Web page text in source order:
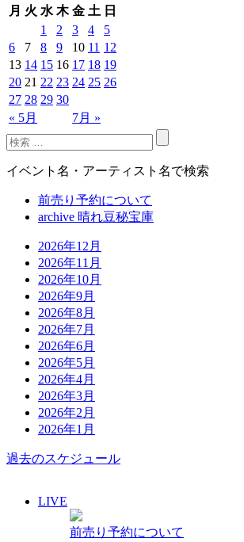
月 火 水 木 金 土 日
« 5月 7月 »
1 2 3 4
5
6
7 8 9 10 11 12
13 14 15 16 17 18 19
20 21 22 23 24 25 26
27 28 29 30
イベント名・アーティスト名で検索
前売り予約について
archive 晴れ豆秘宝庫
2026年12月
2026年11月
2026年10月
2026年9月
2026年8月
2026年7月
2026年6月
2026年5月
2026年4月
2026年3月
2026年2月
2026年1月
過去のスケジュール
LIVE
前売り予約について